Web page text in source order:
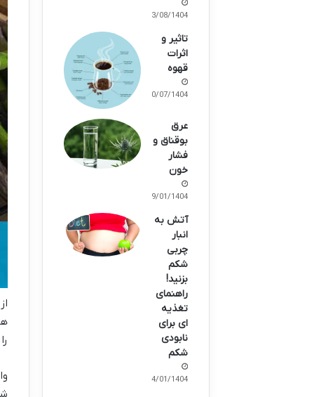
23/08/1404
تاثیر و
اثرات
قهوه
10/07/1404
عرق
بوقناق و
فشار
خون
29/01/1404
آتش به
انبار
چربی
شکم
بزنید!
راهنمای
تغذیه
ای برای
نابودی
شکم
14/01/1404